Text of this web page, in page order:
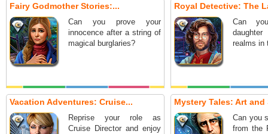
Fairy Godmother Stories:...
Can you prove your
innocence after a string of
magical burglaries?
Royal Detective: The
Can
realms in
Vacation Adventures: Cruise...
Reprise your role as
Cruise Director and enjoy
Mystery Tales: Art and
Can you
from the